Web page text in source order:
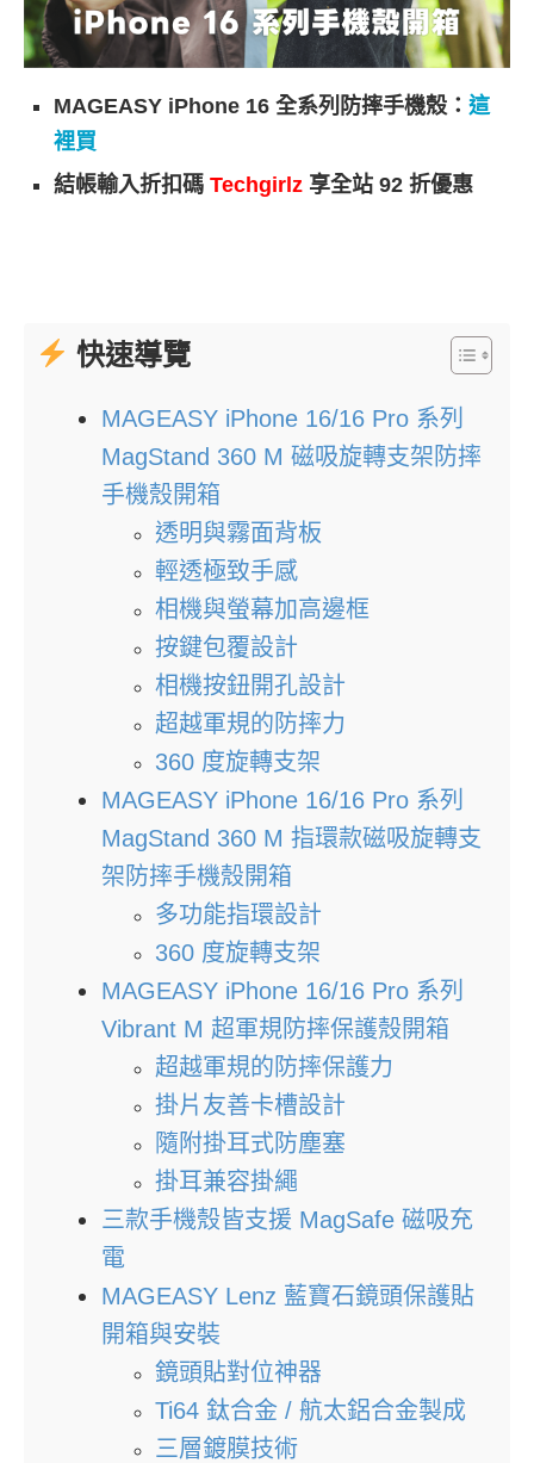
MAGEASY iPhone 16 全系列防摔手機殼： 這
裡買
結帳輸入折扣碼 Techgirlz 享全站 92 折優惠
快速導覽
MAGEASY iPhone 16/16 Pro 系列
MagStand 360 M 磁吸旋轉支架防摔
手機殼開箱
透明與霧面背板
輕透極致手感
相機與螢幕加高邊框
按鍵包覆設計
相機按鈕開孔設計
超越軍規的防摔力
360 度旋轉支架
MAGEASY iPhone 16/16 Pro 系列
MagStand 360 M 指環款磁吸旋轉支
架防摔手機殼開箱
多功能指環設計
360 度旋轉支架
MAGEASY iPhone 16/16 Pro 系列
Vibrant M 超軍規防摔保護殼開箱
超越軍規的防摔保護力
掛片友善卡槽設計
隨附掛耳式防塵塞
掛耳兼容掛繩
三款手機殼皆支援 MagSafe 磁吸充
電
MAGEASY Lenz 藍寶石鏡頭保護貼
開箱與安裝
鏡頭貼對位神器
Ti64 鈦合金 / 航太鋁合金製成
三層鍍膜技術